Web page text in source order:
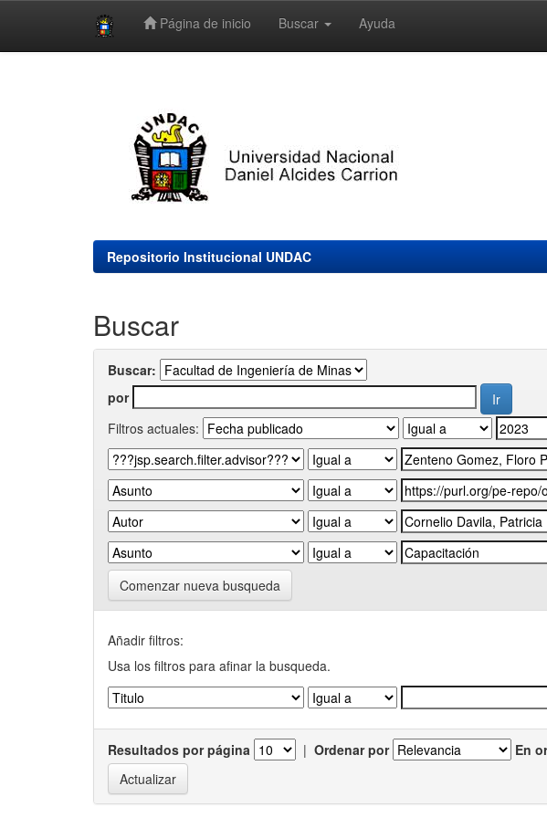
Página de inicio Buscar Ayuda
Repositorio Institucional UNDAC
Buscar
Buscar:
por
Filtros actuales:
Comenzar nueva busqueda
Añadir filtros:
Usa los filtros para afinar la busqueda.
Resultados por página | Ordenar por En